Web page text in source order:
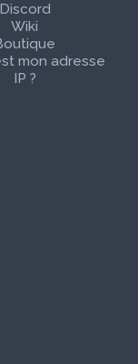
Discord
Wiki
mon adresse
IP ?